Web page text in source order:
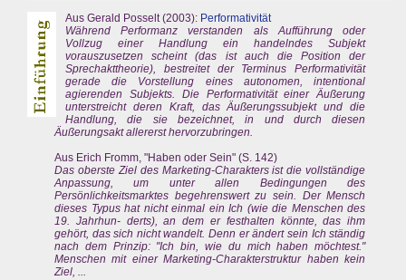
Aus Gerald Posselt (2003): Performativität
Während Performanz verstanden als Aufführung oder
Vollzug einer Handlung ein handelndes Subjekt
vorauszusetzen scheint (das ist auch die Position der
Sprechakttheorie), bestreitet der Terminus Performativität
gerade die Vorstellung eines autonomen, intentional
agierenden Subjekts. Die Performativität einer Äußerung
unterstreicht deren Kraft, das Äußerungssubjekt und die
Handlung, die sie bezeichnet, in und durch diesen
Äußerungsakt allererst hervorzubringen.
Aus Erich Fromm, "Haben oder Sein" (S. 142)
Das oberste Ziel des Marketing-Charakters ist die vollständige
Anpassung, um unter allen Bedingungen des
Persönlichkeitsmarktes begehrenswert zu sein. Der Mensch
dieses Typus hat nicht einmal ein Ich (wie die Menschen des
19. Jahrhun- derts), an dem er festhalten könnte, das ihm
gehört, das sich nicht wandelt. Denn er ändert sein Ich ständig
nach dem Prinzip: "Ich bin, wie du mich haben möchtest."
Menschen mit einer Marketing-Charakterstruktur haben kein
Ziel, ...